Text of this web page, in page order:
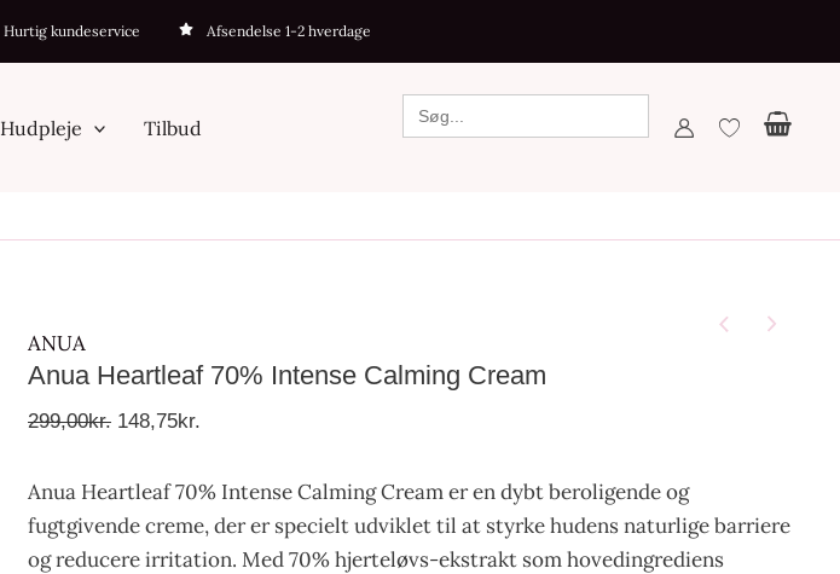
Hurtig kundeservice Afsendelse 1-2 hverdage
Hudpleje Tilbud
ANUA
Anua Heartleaf 70% Intense Calming Cream
299,00kr.
var:
148,75kr.
Anua Heartleaf 70% Intense Calming Cream er en dybt beroligende og
fugtgivende creme, der er specielt udviklet til at styrke hudens naturlige barriere
og reducere irritation. Med 70% hjerteløvs-ekstrakt som hovedingrediens
Heartleaf
Intense
antal